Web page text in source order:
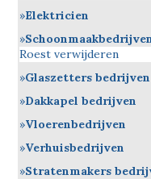
Elektricien
Roest verwijderen
Glaszetters bedrijven
Dakkapel bedrijven
Vloerenbedrijven
Verhuisbedrijven
Stratenmakers